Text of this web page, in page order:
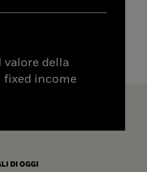
valore della
income
DI OGGI